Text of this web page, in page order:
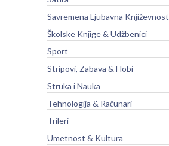
Savremena Ljubavna Književnost
Školske Knjige & Udžbenici
Sport
Stripovi, Zabava & Hobi
Struka i Nauka
Tehnologija & Računari
Trileri
Umetnost & Kultura